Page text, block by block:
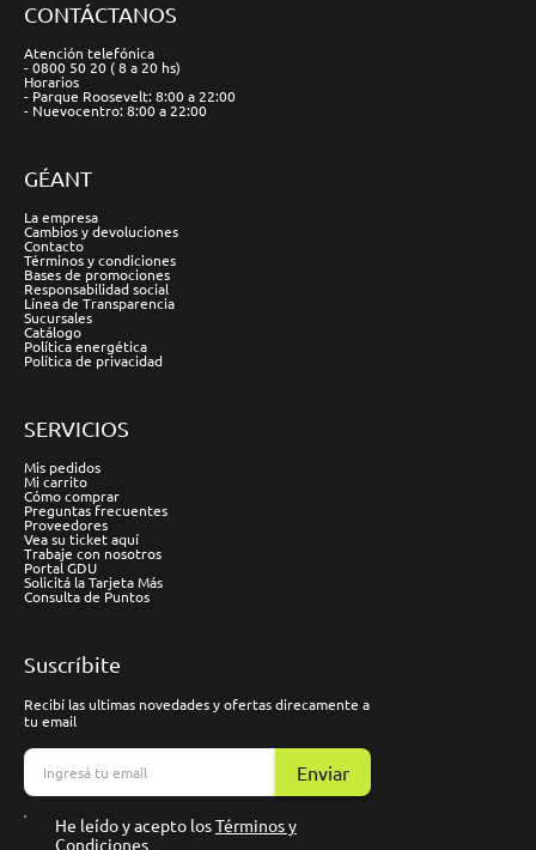
CONTÁCTANOS
Atención telefónica
- 0800 50 20 ( 8 a 20 hs)
Horarios
- Parque Roosevelt: 8:00 a 22:00
- Nuevocentro: 8:00 a 22:00
GÉANT
La empresa
Cambios y devoluciones
Contacto
Términos y condiciones
Bases de promociones
Responsabilidad social
Línea de Transparencia
Sucursales
Catálogo
Política energética
Política de privacidad
SERVICIOS
Mis pedidos
Mi carrito
Cómo comprar
Preguntas frecuentes
Proveedores
Vea su ticket aquí
Trabaje con nosotros
Portal GDU
Solicitá la Tarjeta Más
Consulta de Puntos
Suscríbite
Recibí las ultimas novedades y ofertas direcamente a
tu email
Enviar
He leído y acepto losTérminos y
Condiciones